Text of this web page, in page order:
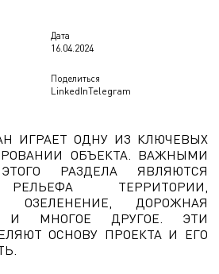
Дата
16.04.2024
Поделиться
LinkedInTelegram
ИГРАЕТ ОДНУ ИЗ КЛЮЧЕВЫХ
ОБЪЕКТА. ВАЖНЫМИ
РАЗДЕЛА ЯВЛЯЮТСЯ
ТЕРРИТОРИИ,
ОЗЕЛЕНЕНИЕ, ДОРОЖНАЯ
И МНОГОЕ ДРУГОЕ. ЭТИ
ОСНОВУ ПРОЕКТА И ЕГО